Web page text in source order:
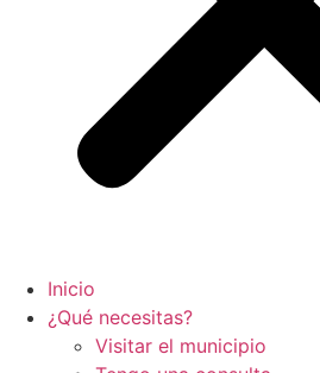
Inicio
¿Qué necesitas?
Visitar el municipio